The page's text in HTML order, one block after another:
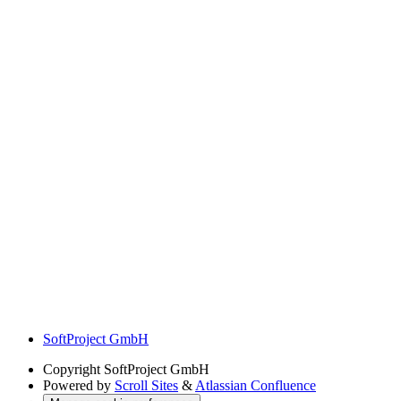
SoftProject GmbH
Copyright SoftProject GmbH
Powered by Scroll Sites & Atlassian Confluence